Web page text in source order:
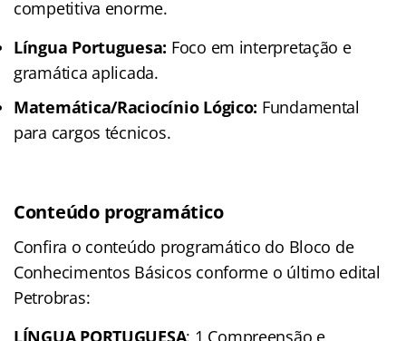
competitiva enorme.
Língua Portuguesa: Foco em interpretação e
gramática aplicada.
Matemática/Raciocínio Lógico: Fundamental
para cargos técnicos.
Conteúdo programático
Confira o conteúdo programático do Bloco de
Conhecimentos Básicos conforme o último edital
Petrobras:
LÍNGUA PORTUGUESA: 1 Compreensão e